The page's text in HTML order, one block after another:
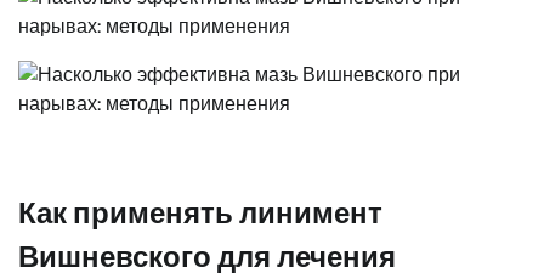
Как применять линимент
Вишневского для лечения